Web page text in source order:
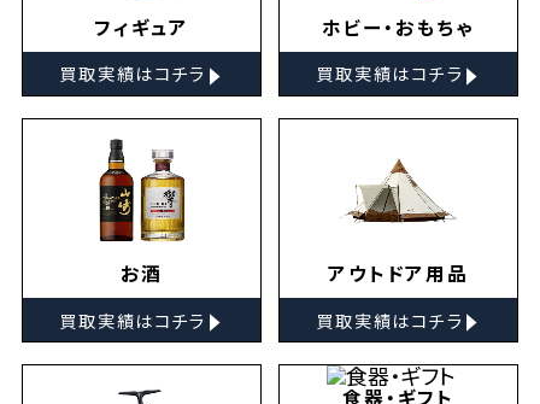
フィギュア
買取実績はコチラ ▸
ホビー・おもちゃ
買取実績はコチラ ▸
お酒
買取実績はコチラ ▸
アウトドア用品
買取実績はコチラ ▸
食器・ギフト